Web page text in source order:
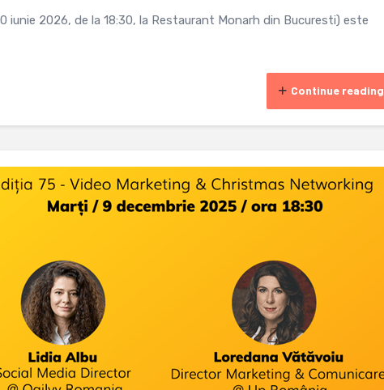
iunie 2026, de la 18:30, la Restaurant Monarh din Bucuresti) este
Continue reading